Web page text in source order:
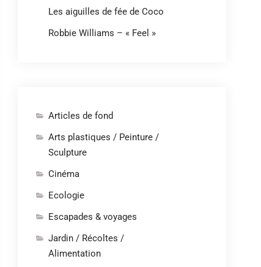
Les aiguilles de fée de Coco
Robbie Williams – « Feel »
Articles de fond
Arts plastiques / Peinture /
Sculpture
Cinéma
Ecologie
Escapades & voyages
Jardin / Récoltes /
Alimentation